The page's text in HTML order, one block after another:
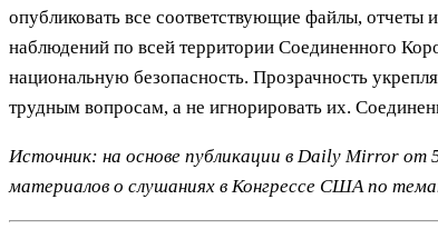
опубликовать все соответствующие файлы, отчеты
наблюдений по всей территории Соединенного
национальную безопасность. Прозрачность
трудным вопросам, а не игнорировать их.
Источник: на основе публикации в Daily Mirror от
материалов о слушаниях в Конгрессе США по